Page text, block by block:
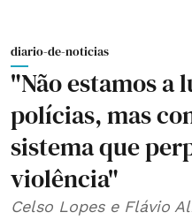
diario-de-noticias
"Não estamos a
polícias, mas
sistema que
violência"
Celso Lopes e Flávio